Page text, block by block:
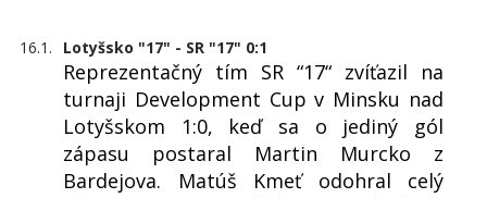
16.1. Lotyšsko "17" - SR "17" 0:1
Reprezentačný tím SR “17“ zvíťazil na
turnaji Development Cup v Minsku nad
Lotyšskom 1:0, keď sa o jediný gól
zápasu postaral Martin Murcko z
Bardejova. Matúš Kmeť odohral celý